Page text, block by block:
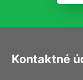
Kontaktné